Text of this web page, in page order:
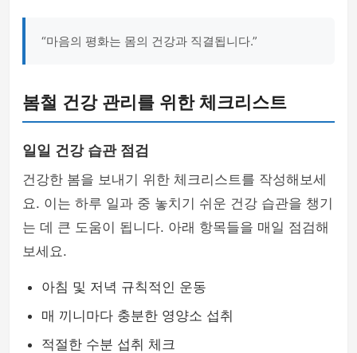
“마음의 평화는 몸의 건강과 직결됩니다.”
봄철 건강 관리를 위한 체크리스트
일일 건강 습관 점검
건강한 봄을 보내기 위한 체크리스트를 작성해보세
요. 이는 하루 일과 중 놓치기 쉬운 건강 습관을 챙기
는 데 큰 도움이 됩니다. 아래 항목들을 매일 점검해
보세요.
아침 및 저녁 규칙적인 운동
매 끼니마다 충분한 영양소 섭취
적절한 수분 섭취 체크